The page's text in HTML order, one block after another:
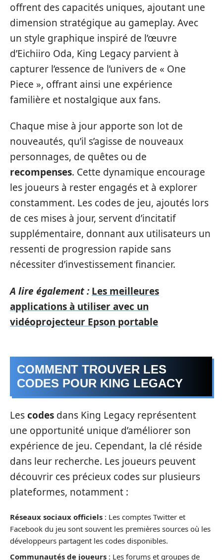
offrent des capacités uniques, ajoutant une
dimension stratégique au gameplay. Avec
un style graphique inspiré de l’œuvre
d’Eichiiro Oda, King Legacy parvient à
capturer l’essence de l’univers de « One
Piece », offrant ainsi une expérience
familière et nostalgique aux fans.
Chaque mise à jour apporte son lot de
nouveautés, qu’il s’agisse de nouveaux
personnages, de quêtes ou de
recompenses. Cette dynamique encourage
les joueurs à rester engagés et à explorer
constamment. Les codes de jeu, ajoutés lors
de ces mises à jour, servent d’incitatif
supplémentaire, donnant aux utilisateurs un
ressenti de progression rapide sans
nécessiter d’investissement financier.
A lire également : Les meilleures
applications à utiliser avec un
vidéoprojecteur Epson portable
COMMENT TROUVER LES
CODES POUR KING LEGACY
Lescodes dans King Legacy représentent
une opportunité unique d’améliorer son
expérience de jeu. Cependant, la clé réside
dans leur recherche. Les joueurs peuvent
découvrir ces précieux codes sur plusieurs
plateformes, notamment :
Réseaux sociaux officiels : Les comptes Twitter et
Facebook du jeu sont souvent les premières sources où les
développeurs partagent les codes disponibles.
Communautés de joueurs : Les forums et groupes de